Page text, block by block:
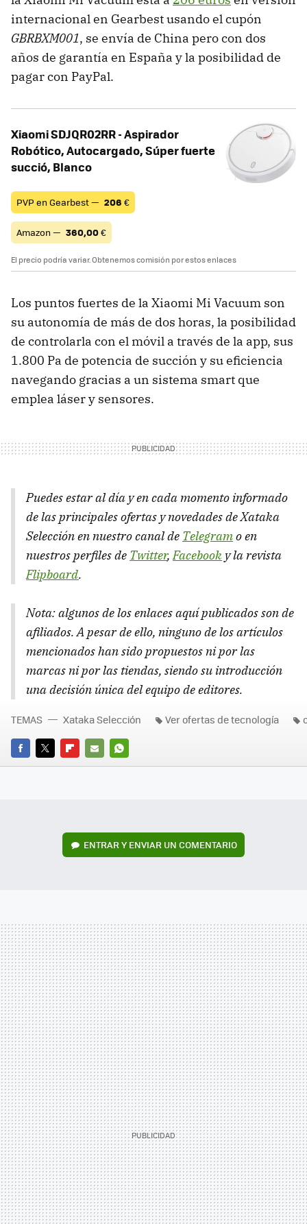
internacional en Gearbest usando el cupón
GBRBXM001, se envía de China pero con dos
años de garantía en España y la posibilidad de
pagar con PayPal.
Xiaomi SDJQR02RR - Aspirador
Robótico, Autocargado, Súper fuerte
succió, Blanco
PVP en Gearbest — 206 €
Amazon — 360,00€
El precio podría variar. Obtenemos comisión por estos enlaces
Los puntos fuertes de la Xiaomi Mi Vacuum son
su autonomía de más de dos horas, la posibilidad
de controlarla con el móvil a través de la app, sus
1.800 Pa de potencia de succión y su eficiencia
navegando gracias a un sistema smart que
emplea láser y sensores.
Puedes estar al día y en cada momento informado
de las principales ofertas y novedades de Xataka
Selección en nuestro canal de Telegramo en
nuestros perfiles de Twitter,Facebook y la revista
Flipboard.
Nota: algunos de los enlaces aquí publicados son de
afiliados. A pesar de ello, ninguno de los artículos
mencionados han sido propuestos ni por las
marcas ni por las tiendas, siendo su introducción
una decisión única del equipo de editores.
FACEBOOK
TWITTERFLIPBOARD
E-
WHATSAPP
TEMAS Xataka Selección Ver ofertas de tecnología
ENTRAR Y ENVIAR UN COMENTARIO